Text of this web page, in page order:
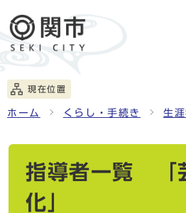
現在位置
ホーム くらし・手続き 生
指導者一覧 「
化」